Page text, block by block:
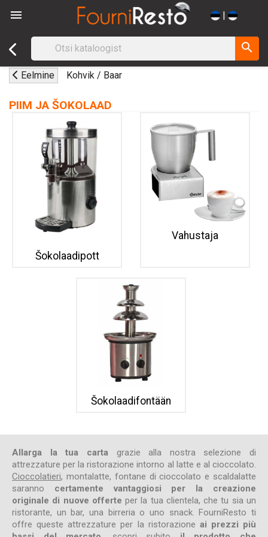
 |
search
Eelmine Kohvik / Baar
PIIM JA ŠOKOLAAD
Šokolaadipott
Vahustaja
Šokolaadifontään
Allarga la tua cartagrazie alla nostra selezione di
attrezzature per la ristorazione intorno al latte e al cioccolato.
Cioccolatieri, montalatte, fontane di cioccolato e scaldalatte
saranno certamente vantaggiosi per la creazione
originale di nuove offerte per la tua clientela, che tu sia un
ristorante, un bar, una birreria o uno snack. FourniResto ti
offre queste attrezzature per la ristorazione ai prezzi più